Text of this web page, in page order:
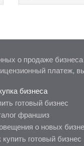
о продаже
платеж,
бизнеса
готовый бизнес
франшиз
о новых
купить готовый бизнес